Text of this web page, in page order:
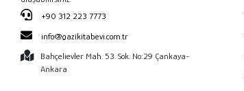
+90 312 223 7773
info@gazikitabevi.com.tr
Bahçelievler Mah. 53. Sok. No:29 Çankaya-
Ankara